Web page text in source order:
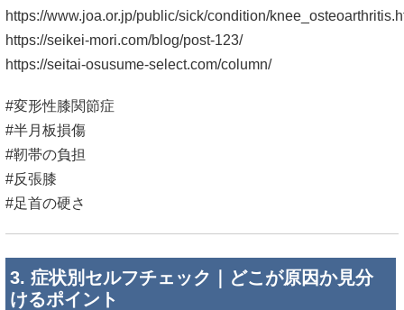
https://www.joa.or.jp/public/sick/condition/
https://seikei-mori.com/blog/post-123/
https://seitai-osusume-select.com/column/
#変形性膝関節症
#半月板損傷
#靭帯の負担
#反張膝
#足首の硬さ
3. 症状別セルフチェック｜どこが原因か見分
けるポイント